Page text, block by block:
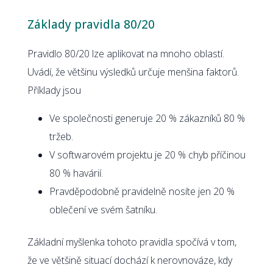
Základy pravidla 80/20
Pravidlo 80/20 lze aplikovat na mnoho oblastí.
Uvádí, že většinu výsledků určuje menšina faktorů.
Příklady jsou
Ve společnosti generuje 20 % zákazníků 80 %
tržeb.
V softwarovém projektu je 20 % chyb příčinou
80 % havárií.
Pravděpodobně pravidelně nosíte jen 20 %
oblečení ve svém šatníku.
Základní myšlenka tohoto pravidla spočívá v tom,
že ve většině situací dochází k nerovnováze, kdy